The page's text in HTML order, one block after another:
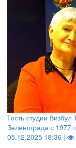
Гость студии
Зеленограда с 1977
05.12.2025 18:36 |